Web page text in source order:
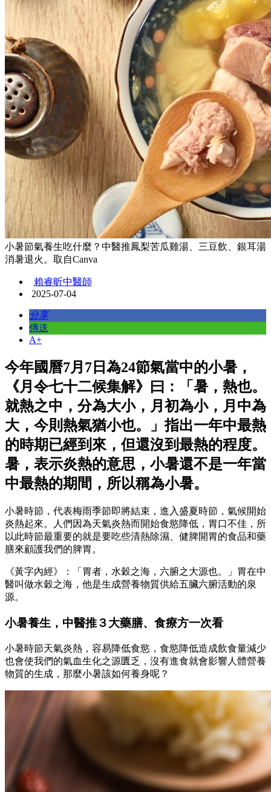
小暑節氣養生吃什麼？中醫推鳳梨苦瓜雞湯、三豆飲、銀耳湯
消暑退火。取自Canva
賴睿昕中醫師
2025-07-04
分享
傳送
A+
今年國曆7月7日為24節氣當中的小暑，
《月令七十二候集解》曰：「暑，熱也。
就熱之中，分為大小，月初為小，月中為
大，今則熱氣猶小也。」指出一年中最熱
的時期已經到來，但還沒到最熱的程度。
暑，表示炎熱的意思，小暑還不是一年當
中最熱的期間，所以稱為小暑。
小暑時節，代表梅雨季節即將結束，進入盛夏時節，氣候開始
炎熱起來。人們因為天氣炎熱而開始食慾降低，胃口不佳，所
以此時節最重要的就是要吃些清熱除濕、健脾開胃的食品和藥
膳來顧護我們的脾胃。
《黃字內經》：「胃者，水穀之海，六腑之大源也。」胃在中
醫叫做水穀之海，他是生成營養物質供給五臟六腑活動的泉
源。
小暑養生，中醫推３大藥膳、食療方一次看
小暑時節天氣炎熱，容易降低食慾，食慾降低造成飲食量減少
也會使我們的氣血生化之源匱乏，沒有進食就會影響人體營養
物質的生成，那麼小暑該如何養身呢？